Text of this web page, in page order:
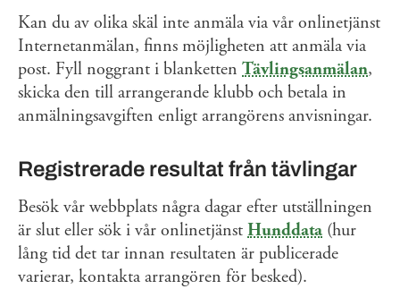
Kan du av olika skäl inte anmäla via vår onlinetjänst
Internetanmälan, finns möjligheten att anmäla via
post. Fyll noggrant i blanketten Tävlingsanmälan,
skicka den till arrangerande klubb och betala in
anmälningsavgiften enligt arrangörens anvisningar.
Registrerade resultat från tävlingar
Besök vår webbplats några dagar efter utställningen
är slut eller sök i vår onlinetjänst Hunddata (hur
lång tid det tar innan resultaten är publicerade
varierar, kontakta arrangören för besked).